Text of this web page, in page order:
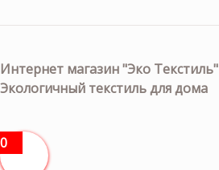
Интернет магазин "Эко Текстиль"
Экологичный текстиль для дома
0